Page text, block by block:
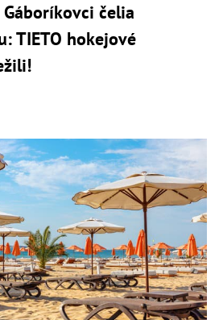
čelia
TIETO hokejové